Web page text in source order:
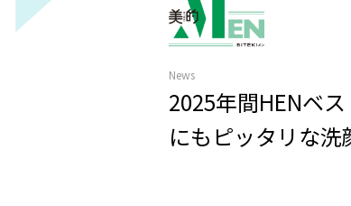
News
2025年間HENベ
にもピッタリな洗